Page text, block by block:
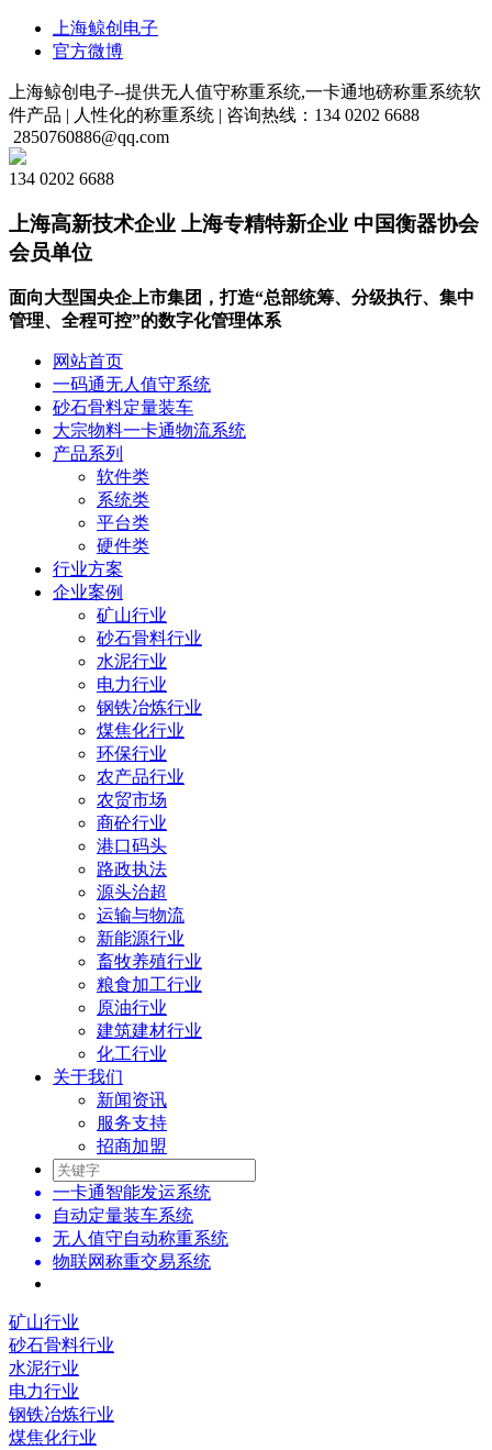
上海鲸创电子
官方微博
上海鲸创电子--提供无人值守称重系统,一卡通地磅称重系统软
件产品 | 人性化的称重系统 | 咨询热线：134 0202 6688
2850760886@qq.com
134 0202 6688
上海高新技术企业 上海专精特新企业 中国衡器协会
会员单位
面向大型国央企上市集团，打造“总部统筹、分级执行、集中
管理、全程可控”的数字化管理体系
网站首页
一码通无人值守系统
砂石骨料定量装车
大宗物料一卡通物流系统
产品系列
软件类
系统类
平台类
硬件类
行业方案
企业案例
矿山行业
砂石骨料行业
水泥行业
电力行业
钢铁冶炼行业
煤焦化行业
环保行业
农产品行业
农贸市场
商砼行业
港口码头
路政执法
源头治超
运输与物流
新能源行业
畜牧养殖行业
粮食加工行业
原油行业
建筑建材行业
化工行业
关于我们
新闻资讯
服务支持
招商加盟
一卡通智能发运系统
自动定量装车系统
无人值守自动称重系统
物联网称重交易系统
矿山行业
砂石骨料行业
水泥行业
电力行业
钢铁冶炼行业
煤焦化行业